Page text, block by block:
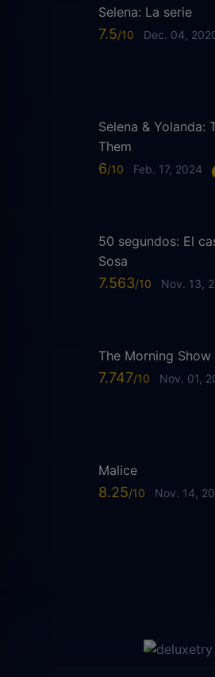
Selena: La serie
7.5 Dec. 04,
Selena & Yolanda:
Them
6 Feb. 17, 2024
50 segundos: El
Sosa
7.563 Nov. 13,
The Morning Show
7.747 Nov. 01,
Malice
8.25 Nov. 14,